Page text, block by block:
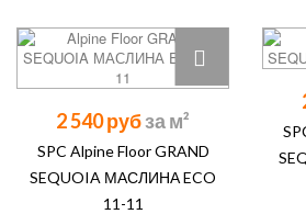
2 540 руб
SPC Alpine Floor GRAND
SEQUOIA МАСЛИНА ECO
11-11